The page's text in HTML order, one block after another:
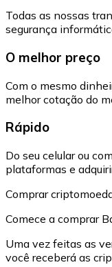
Todas as nossas
segurança
O melhor preço
Com o mesmo
melhor cotação do
Rápido
Do seu celular ou
plataformas e
Comprar
Comece a comprar
Uma vez feitas as
você receberá as